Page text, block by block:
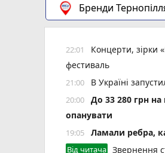
Бренди
22:01
Концерти, зірки
фестиваль
21:00 В Україні
20:00
До 33 280 грн
опанувати
19:05 Ламали ребра,
Від читача Звернення